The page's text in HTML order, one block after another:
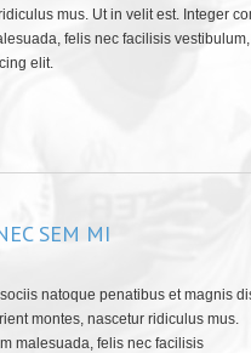
mus. Ut in velit est. Integer
felis nec facilisis
elit.
SEM MI
natoque penatibus et magnis
montes, nascetur ridiculus mus.
malesuada, felis nec facilisis